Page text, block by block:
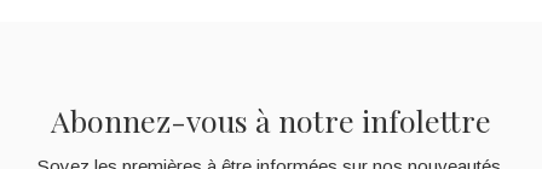
Abonnez-vous à notre infolettre